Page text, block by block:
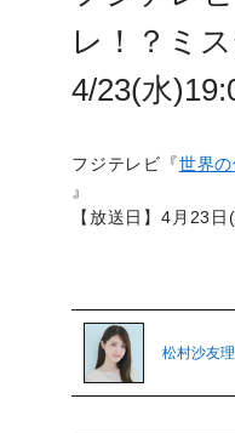
レ！？ミ
4/23(水
フジテレビ『世界
』
【放送日】4月23
松村沙友